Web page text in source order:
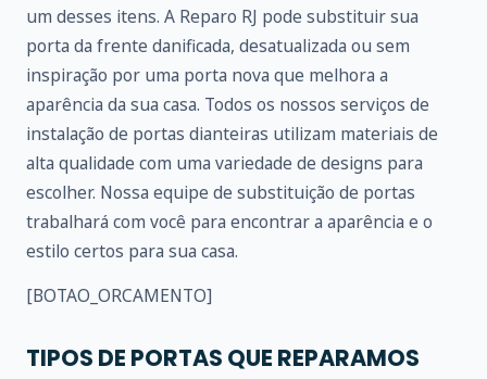
um desses itens. A Reparo RJ pode substituir sua
porta da frente danificada, desatualizada ou sem
inspiração por uma porta nova que melhora a
aparência da sua casa. Todos os nossos serviços de
instalação de portas dianteiras utilizam materiais de
alta qualidade com uma variedade de designs para
escolher. Nossa equipe de substituição de portas
trabalhará com você para encontrar a aparência e o
estilo certos para sua casa.
[BOTAO_ORCAMENTO]
TIPOS DE PORTAS QUE REPARAMOS